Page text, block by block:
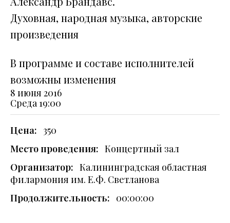
Духовная, народная музыка, авторские
произведения
В программе и составе исполнителей
возможны изменения
8 июня 2016
Среда 19:00
Цена: 350
Место проведения: Концертный зал
Организатор: Калининградская областная
филармония им. Е.Ф. Светланова
Продолжительность: 00:00:00